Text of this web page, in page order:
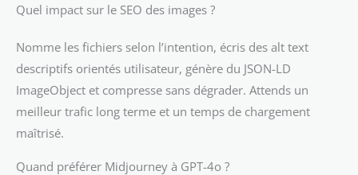
Quel impact sur le SEO des images ?
Nomme les fichiers selon l’intention, écris des alt text
descriptifs orientés utilisateur, génère du JSON-LD
ImageObject et compresse sans dégrader. Attends un
meilleur trafic long terme et un temps de chargement
maîtrisé.
Quand préférer Midjourney à GPT-4o ?